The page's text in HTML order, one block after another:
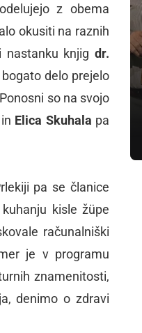
z obema
okusiti na raznih
knjig dr.
delo prejelo
so na svojo
Elica Skuhala pa
pa se članice
kisle žüpe
računalniški
je v programu
znamenitosti,
denimo o zdravi